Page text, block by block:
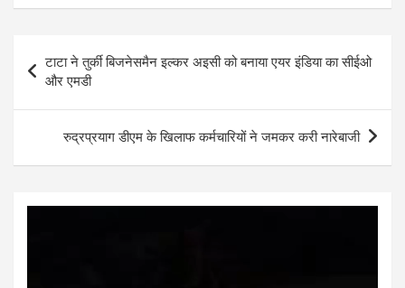
at
s
A
p
p
ce
b
o
o
k
tt
er
se
g
er
ke
dI
n
ar
navigation
टाटा ने तुर्की बिजनेसमैन इल्कर अइसी को बनाया एयर इंडिया का सीईओ
और एमडी
रुद्रप्रयाग डीएम के खिलाफ कर्मचारियों ने जमकर करी नारेबाजी